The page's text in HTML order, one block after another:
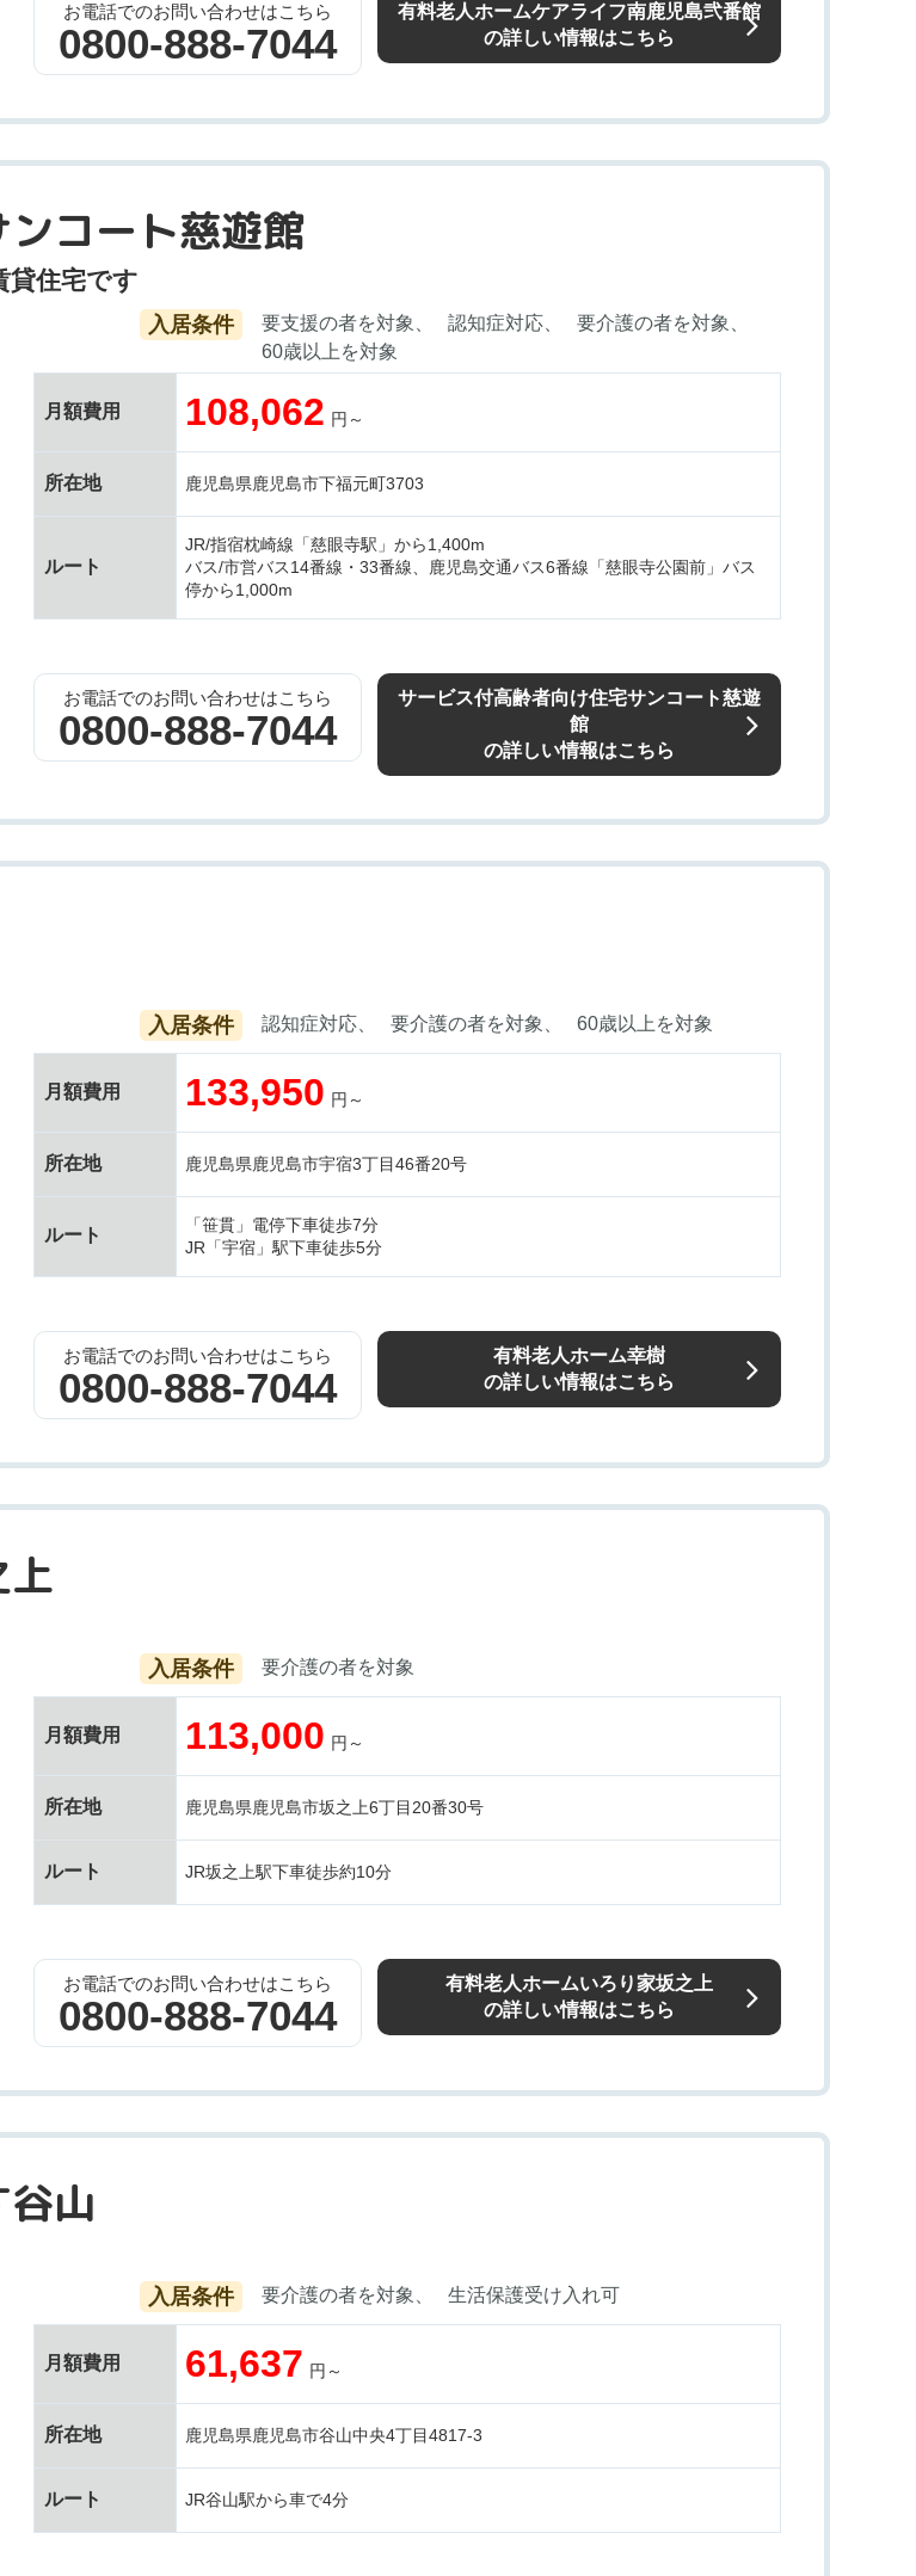
お電話でのお問い合わせはこちら
0800-888-7044
有料老人ホームケアライフ南鹿児島弐番館
の詳しい情報はこちら
コート慈遊館
貸住宅です
入居条件 要支援の者を対象 認知症対応
要介護の者を対象
60歳以上を対象
月額費用 108,062 円～
所在地 鹿児島県鹿児島市下福元町3703
ルート
JR/指宿枕崎線「慈眼寺駅」から1,400m
バス/市営バス14番線・33番線、鹿児島交通バス6番線「慈眼寺公園前」バス
停から1,000m
お電話でのお問い合わせはこちら
0800-888-7044
サービス付高齢者向け住宅サンコート慈遊
館
の詳しい情報はこちら
入居条件 認知症対応 要介護の者を対象 60歳以上を対象
月額費用 133,950 円～
所在地 鹿児島県鹿児島市宇宿3丁目46番20号
ルート
「笹貫」電停下車徒歩7分
JR「宇宿」駅下車徒歩5分
お電話でのお問い合わせはこちら
0800-888-7044
有料老人ホーム幸樹
の詳しい情報はこちら
入居条件 要介護の者を対象
月額費用 113,000 円～
所在地 鹿児島県鹿児島市坂之上6丁目20番30号
ルート JR坂之上駅下車徒歩約10分
お電話でのお問い合わせはこちら
0800-888-7044
有料老人ホームいろり家坂之上
の詳しい情報はこちら
山
入居条件 要介護の者を対象 生活保護受け入れ可
月額費用 61,637 円～
所在地 鹿児島県鹿児島市谷山中央4丁目4817-3
ルート JR谷山駅から車で4分